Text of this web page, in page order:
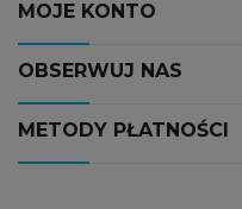
MOJE KONTO
OBSERWUJ NAS
METODY PŁATNOŚCI